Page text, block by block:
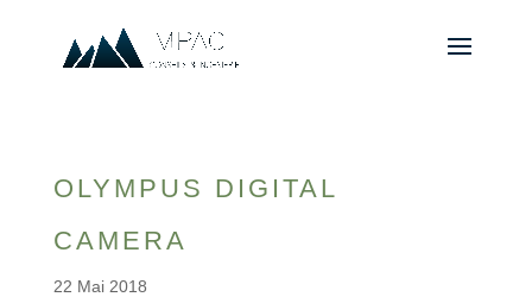
OLYMPUS DIGITAL
CAMERA
22 Mai 2018